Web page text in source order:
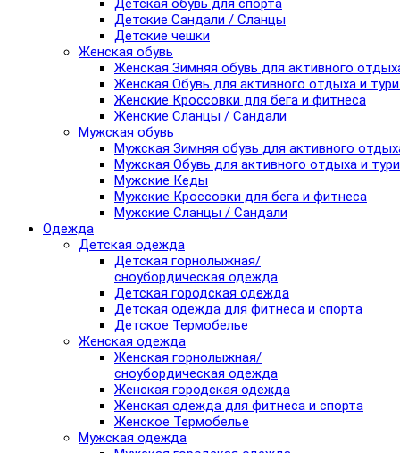
Детская обувь для спорта
Детские Сандали / Сланцы
Детские чешки
Женская обувь
Женская Зимняя обувь для активного
Женская Обувь для активного отдыха и
Женские Кроссовки для бега и фитнеса
Женские Сланцы / Сандали
Мужская обувь
Мужская Зимняя обувь для активного
Мужская Обувь для активного отдыха и
Мужские Кеды
Мужские Кроссовки для бега и фитнеса
Мужские Сланцы / Сандали
Одежда
Детская одежда
Детская горнолыжная/
сноубордическая одежда
Детская городская одежда
Детская одежда для фитнеса и спорта
Детское Термобелье
Женская одежда
Женская горнолыжная/
сноубордическая одежда
Женская городская одежда
Женская одежда для фитнеса и спорта
Женское Термобелье
Мужская одежда